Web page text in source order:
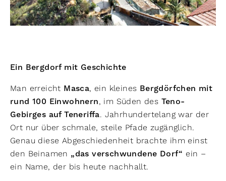
Ein Bergdorf mit Geschichte
Man erreicht Masca, ein kleines Bergdörfchen mit
rund 100 Einwohnern, im Süden des Teno-
Gebirges auf Teneriffa. Jahrhundertelang war der
Ort nur über schmale, steile Pfade zugänglich.
Genau diese Abgeschiedenheit brachte ihm einst
den Beinamen „das verschwundene Dorf“ ein –
ein Name, der bis heute nachhallt.